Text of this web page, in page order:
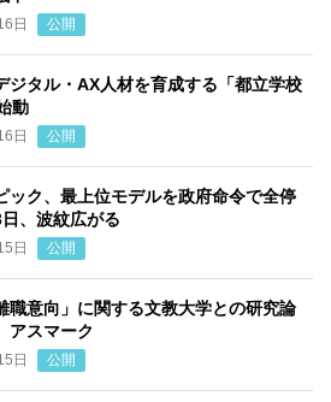
日 公開
ジタル・AX人材を育成する「都立学校
動
日 公開
ック、最上位モデルを政府命令で全停
、波紋広がる
日 公開
職意向」に関する文教大学との研究論
スマーク
日 公開